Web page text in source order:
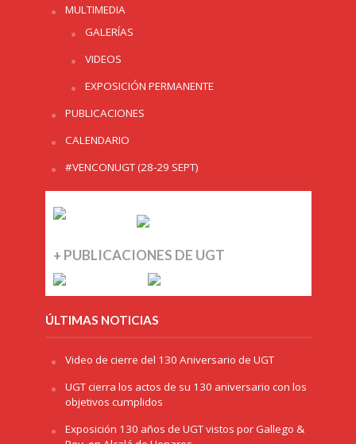
MULTIMEDIA
GALERÍAS
VIDEOS
EXPOSICIÓN PERMANENTE
PUBLICACIONES
CALENDARIO
#VENCONUGT (28-29 SEPT)
+ PUBLICACIONES DE UGT
ÚLTIMAS NOTICIAS
Video de cierre del 130 Aniversario de UGT
UGT cierra los actos de su 130 aniversario con los
objetivos cumplidos
Exposición 130 años de UGT vistos por Gallego &